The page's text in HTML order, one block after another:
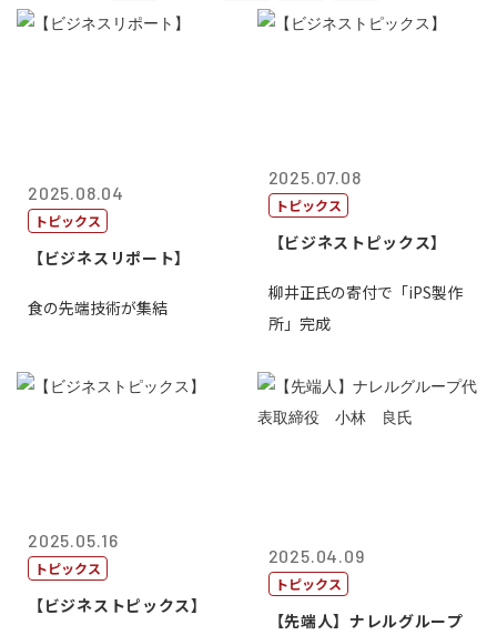
2025.08.04
トピックス
【ビジネスリポート】
食の先端技術が集結
2025.07.08
トピックス
【ビジネストピックス】
柳井正氏の寄付で「iPS製作
所」完成
2025.05.16
トピックス
【ビジネストピックス】
2025.04.09
トピックス
【先端人】ナレルグループ